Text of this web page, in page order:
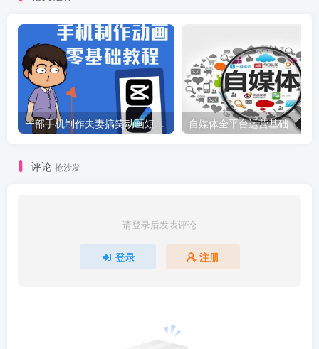
一部手机制作夫妻搞笑动画短视频教程，零基础也能快速上手 自媒体全平台运营基础
评论 抢沙发
请登录后发表评论
登录 注册